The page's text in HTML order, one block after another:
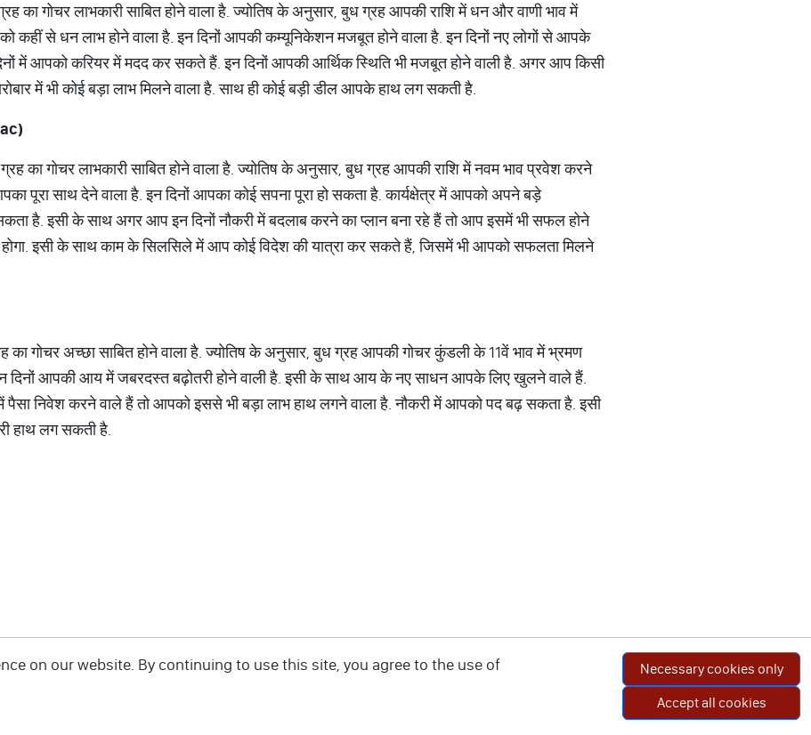
का गोचर लाभकारी साबित होने वाला है. ज्योतिष के अनुसार, बुध ग्रह आपकी राशि में धन और वाणी भाव में
कहीं से धन लाभ होने वाला है. इन दिनों आपकी कम्यूनिकेशन मजबूत होने वाला है. इन दिनों नए लोगों से आपके
में आपको करियर में मदद कर सकते हैं. इन दिनों आपकी आर्थिक स्थिति भी मजबूत होने वाली है. अगर आप किसी
में भी कोई बड़ा लाभ मिलने वाला है. साथ ही कोई बड़ी डील आपके हाथ लग सकती है.
का गोचर लाभकारी साबित होने वाला है. ज्योतिष के अनुसार, बुध ग्रह आपकी राशि में नवम भाव प्रवेश करने
पूरा साथ देने वाला है. इन दिनों आपका कोई सपना पूरा हो सकता है. कार्यक्षेत्र में आपको अपने बड़े
है. इसी के साथ अगर आप इन दिनों नौकरी में बदलाब करने का प्लान बना रहे हैं तो आप इसमें भी सफल होने
इसी के साथ काम के सिलसिले में आप कोई विदेश की यात्रा कर सकते हैं, जिसमें भी आपको सफलता मिलने
का गोचर अच्छा साबित होने वाला है. ज्योतिष के अनुसार, बुध ग्रह आपकी गोचर कुंडली के 11वें भाव में भ्रमण
दिनों आपकी आय में जबरदस्त बढ़ोतरी होने वाली है. इसी के साथ आय के नए साधन आपके लिए खुलने वाले हैं.
पैसा निवेश करने वाले हैं तो आपको इससे भी बड़ा लाभ हाथ लगने वाला है. नौकरी में आपको पद बढ़ सकता है. इसी
हाथ लग सकती है.
on our website. By continuing to use this site, you agree to the use of
Necessary cookies only
Accept all cookies